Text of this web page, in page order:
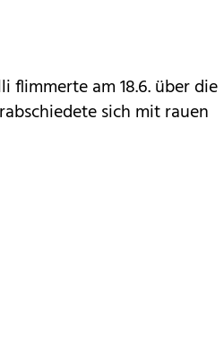
flimmerte am 18.6. über die
sich mit rauen